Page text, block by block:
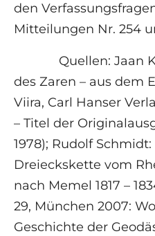
den
Mitteilungen Nr. 254
Quellen: Jaan
des Zaren – aus dem
Viira, Carl Hanser
– Titel der
1978); Rudolf
Dreieckskette vom
nach Memel 1817 –
29, München 2007:
Geschichte der